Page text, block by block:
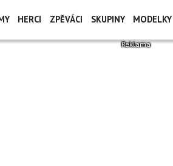
HERCI ZPĚVÁCI SKUPINY MODELKY